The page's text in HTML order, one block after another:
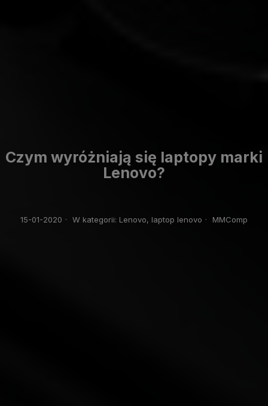
Czym wyróżniają się laptopy marki
Lenovo?
15-01-2020 · W kategorii: Lenovo, laptop lenovo · MMComp